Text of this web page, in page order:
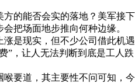
的能否会实的落地？美军接下
把场面地步推向何种边缘。
是现实，但不少公司借此机遇
”，让人无法判断到底是工人跌
要道，其主要性不问可知，今